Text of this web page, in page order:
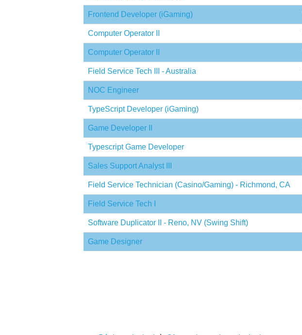
Frontend Developer (iGaming)
Computer Operator II
Computer Operator II
Field Service Tech III - Australia
NOC Engineer
TypeScript Developer (iGaming)
Game Developer II
Typescript Game Developer
Sales Support Analyst III
Field Service Technician (Casino/Gaming) - Richmond, CA
Field Service Tech I
Software Duplicator II - Reno, NV (Swing Shift)
Game Designer